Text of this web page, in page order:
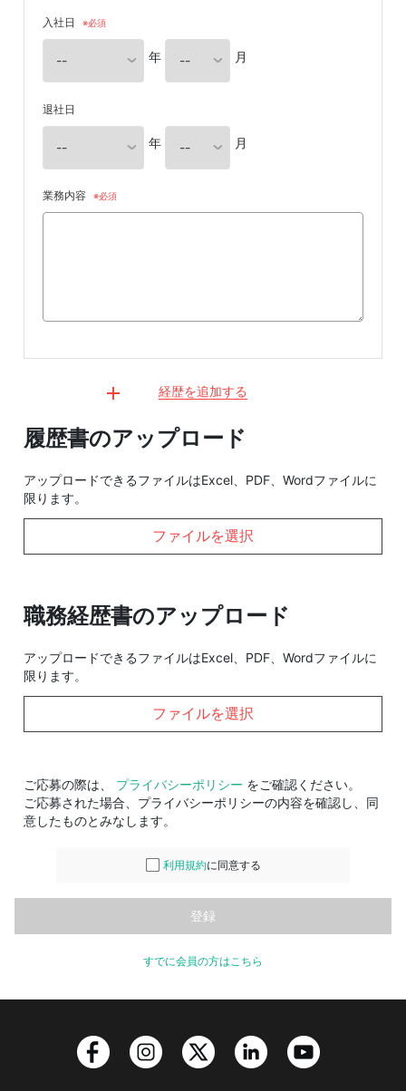
入社日
年 月
退社日
年 月
業務内容
経歴を追加する
履歴書のアップロード
アップロードできるファイルはExcel、PDF、Wordファイルに
限ります。
ファイルを選択
職務経歴書のアップロード
アップロードできるファイルはExcel、PDF、Wordファイルに
限ります。
ファイルを選択
ご応募の際は、 プライバシーポリシー をご確認ください。
ご応募された場合、プライバシーポリシーの内容を確認し、同
意したものとみなします。
利用規約に同意する
すでに会員の方はこちら